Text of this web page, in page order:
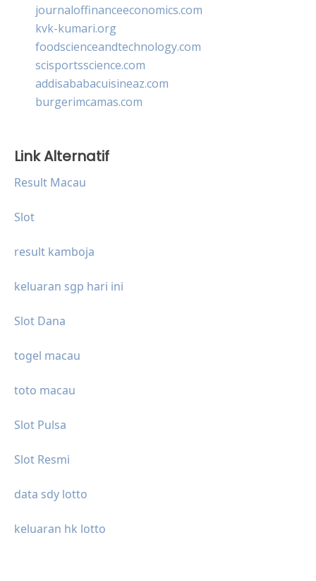
journaloffinanceeconomics.com
kvk-kumari.org
foodscienceandtechnology.com
scisportsscience.com
addisababacuisineaz.com
burgerimcamas.com
Link Alternatif
Result Macau
Slot
result kamboja
keluaran sgp hari ini
Slot Dana
togel macau
toto macau
Slot Pulsa
Slot Resmi
data sdy lotto
keluaran hk lotto